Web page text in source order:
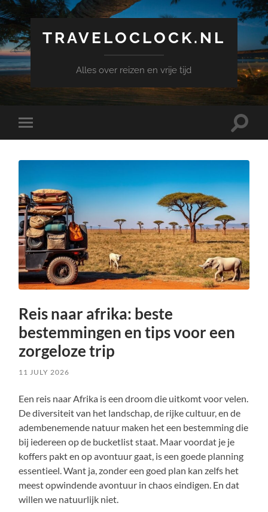
TRAVELOCLOCK.NL
Alles over reizen en vrije tijd
Toggle
mobile
Toggle
Reis naar afrika: beste
bestemmingen en tips voor een
zorgeloze trip
11 JULY 2026
Een reis naar Afrika is een droom die uitkomt voor velen.
De diversiteit van het landschap, de rijke cultuur, en de
adembenemende natuur maken het een bestemming die
bij iedereen op de bucketlist staat. Maar voordat je je
koffers pakt en op avontuur gaat, is een goede planning
essentieel. Want ja, zonder een goed plan kan zelfs het
meest opwindende avontuur in chaos eindigen. En dat
willen we natuurlijk niet.